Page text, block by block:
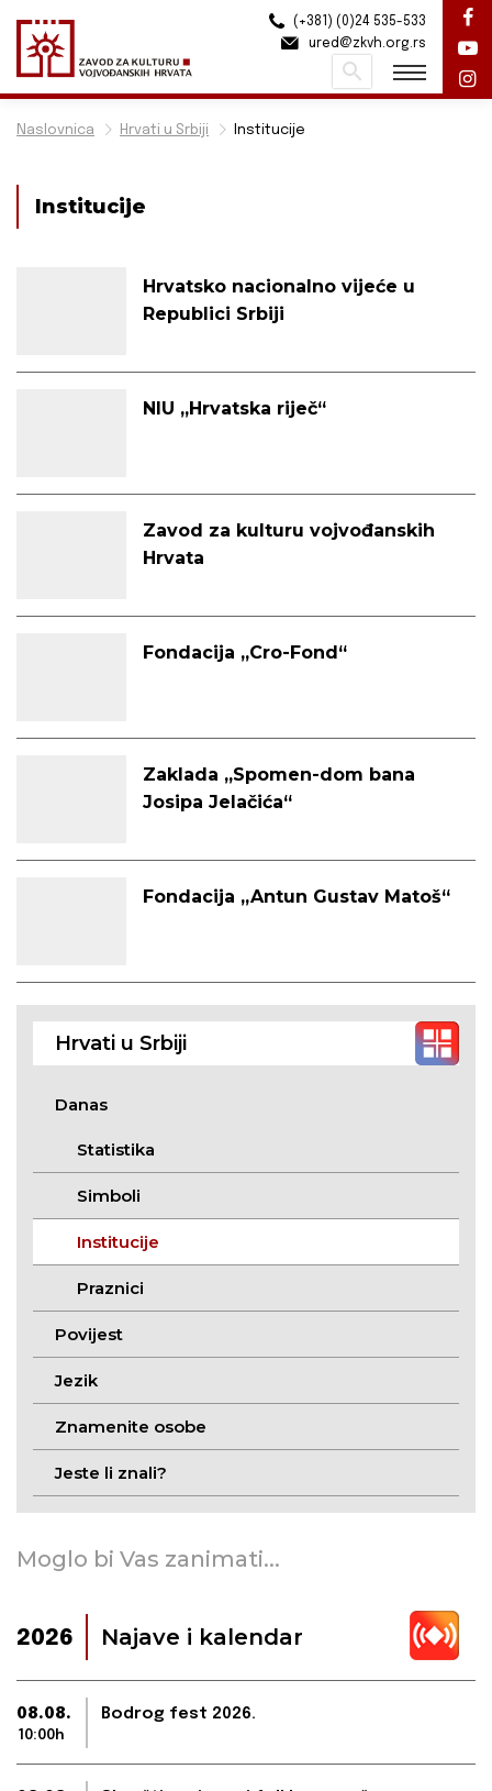
Naslovnica Hrvati u Srbiji Institucije
Institucije
Hrvatsko nacionalno vijeće u
Republici Srbiji
NIU „Hrvatska riječ“
Zavod za kulturu vojvođanskih
Hrvata
Fondacija „Cro-Fond“
Zaklada „Spomen-dom bana
Josipa Jelačića“
Fondacija „Antun Gustav Matoš“
Hrvati u Srbiji
Danas
Statistika
Simboli
Institucije
Praznici
Povijest
Jezik
Znamenite osobe
Jeste li znali?
Moglo bi Vas zanimati...
2026 Najave i kalendar
08.08.
10:00h
Bodrog fest 2026.
(+381) (0)24 535-533
ured@zkvh.org.rs
Pretraži